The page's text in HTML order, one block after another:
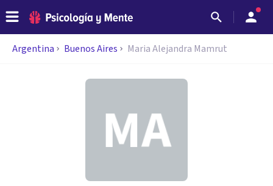
Argentina Buenos Aires Maria Alejandra Mamrut